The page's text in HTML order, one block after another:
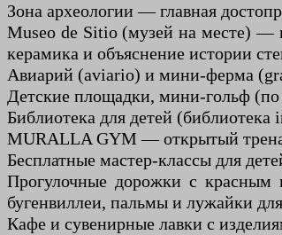
Зона археологии — главная
Museo de Sitio (музей на месте) —
керамика и объяснение истории
Авиарий (aviario) и мини-ферма
Детские площадки, мини-гольф (по
Библиотека для детей
MURALLA GYM — открытый
Бесплатные мастер-классы для
Прогулочные дорожки с
бугенвиллеи, пальмы и лужайки
Кафе и сувенирные лавки с